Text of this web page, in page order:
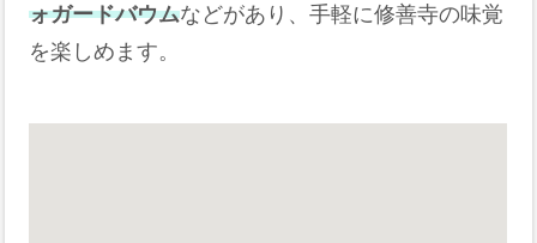
ォガードバウムなどがあり、手軽に修善寺の味覚
を楽しめます。